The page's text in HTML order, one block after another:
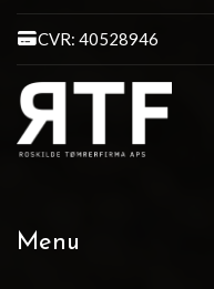
CVR: 40528946
Menu